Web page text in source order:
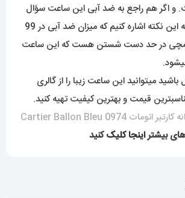
و اگر هم راجع به ضد آبی این ساعت سؤال
پیش می آید باید به این نکته اشاره کنیم که میزان ضد آبی در 99
در حد دست شستن هست که این ساعت
میتوانید این ساعت زیبا را از گالری
قیمت و بهترین کیفیت تهیه کنید.
بیشتراینجا کلیککنید